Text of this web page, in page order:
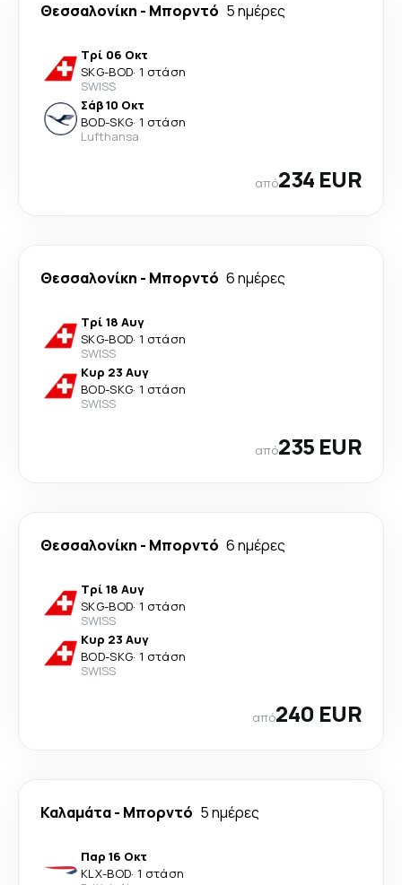
Θεσσαλονίκη - Μπορντό 5 ημέρες
Τρί 06 Οκτ
SKG-BOD· 1 στάση
SWISS
Σάβ 10 Οκτ
BOD-SKG· 1 στάση
Lufthansa
από234 EUR
Θεσσαλονίκη - Μπορντό 6 ημέρες
Τρί 18 Αυγ
SKG-BOD· 1 στάση
SWISS
Κυρ 23 Αυγ
BOD-SKG· 1 στάση
SWISS
από235 EUR
Θεσσαλονίκη - Μπορντό 6 ημέρες
Τρί 18 Αυγ
SKG-BOD· 1 στάση
SWISS
Κυρ 23 Αυγ
BOD-SKG· 1 στάση
SWISS
από240 EUR
Καλαμάτα- Μπορντό 5 ημέρες
Παρ 16 Οκτ
KLX-BOD· 1 στάση